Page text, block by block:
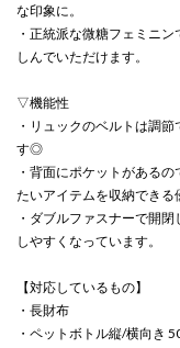
な印象に。
・正統派な微糖フェミニ
しんでいただけます。
▽機能性
・リュックのベルトは調
す◎
・背面にポケットがある
たいアイテムを収納できる
・ダブルファスナーで開
しやすくなっています。
【対応しているもの】
・長財布
・ペットボトル縦/横向き